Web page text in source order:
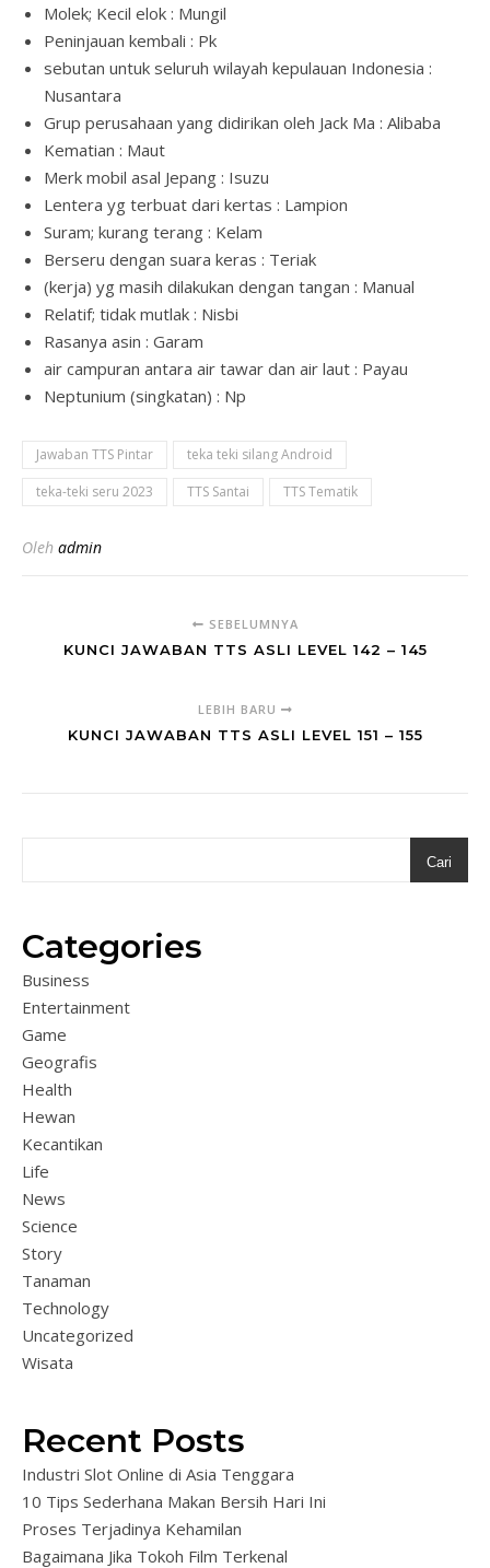
Molek; Kecil elok : Mungil
Peninjauan kembali : Pk
sebutan untuk seluruh wilayah kepulauan Indonesia :
Nusantara
Grup perusahaan yang didirikan oleh Jack Ma : Alibaba
Kematian : Maut
Merk mobil asal Jepang : Isuzu
Lentera yg terbuat dari kertas : Lampion
Suram; kurang terang : Kelam
Berseru dengan suara keras : Teriak
(kerja) yg masih dilakukan dengan tangan : Manual
Relatif; tidak mutlak : Nisbi
Rasanya asin : Garam
air campuran antara air tawar dan air laut : Payau
Neptunium (singkatan) : Np
Jawaban TTS Pintar
teka teki silang Android
teka-teki seru 2023
TTS Santai TTS Tematik
Oleh admin
SEBELUMNYA
KUNCI JAWABAN TTS ASLI LEVEL 142 – 145
LEBIH BARU
KUNCI JAWABAN TTS ASLI LEVEL 151 – 155
Cari
Categories
Business
Entertainment
Game
Geografis
Health
Hewan
Kecantikan
Life
News
Science
Story
Tanaman
Technology
Uncategorized
Wisata
Recent Posts
Industri Slot Online di Asia Tenggara
10 Tips Sederhana Makan Bersih Hari Ini
Proses Terjadinya Kehamilan
Bagaimana Jika Tokoh Film Terkenal